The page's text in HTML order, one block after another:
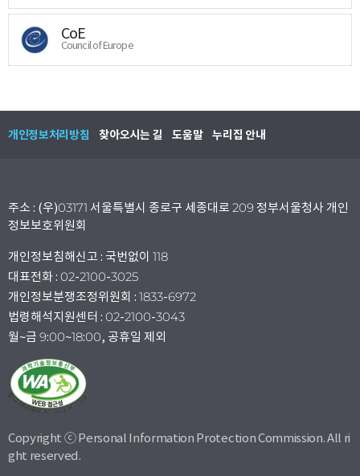
CoE
Council of Europe
개인정보처리방침 찾아오시는 길 도움말 누리집 안내
주소 : (우)03171 서울특별시 종로구 세종대로 209 정부서울청사 개인
정보보호위원회
개인정보침해신고 : 국번없이 118
대표전화 : 02-2100-3025
개인정보분쟁조정위원회 : 1833-6972
법령해석지원센터 : 02-2100-3043
월~금 9:00~18:00, 공휴일 제외
Copyright ⓒ Personal Information Protection Commission. All ri
ght reserved.